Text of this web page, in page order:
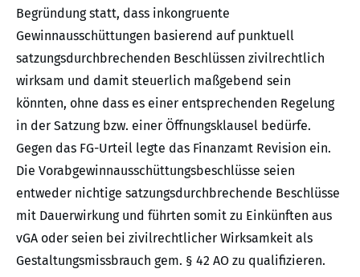
Begründung statt, dass inkongruente
Gewinnausschüttungen basierend auf punktuell
satzungsdurchbrechenden Beschlüssen zivilrechtlich
wirksam und damit steuerlich maßgebend sein
könnten, ohne dass es einer entsprechenden Regelung
in der Satzung bzw. einer Öffnungsklausel bedürfe.
Gegen das FG-Urteil legte das Finanzamt Revision ein.
Die Vorabgewinnausschüttungsbeschlüsse seien
entweder nichtige satzungsdurchbrechende Beschlüsse
mit Dauerwirkung und führten somit zu Einkünften aus
vGA oder seien bei zivilrechtlicher Wirksamkeit als
Gestaltungsmissbrauch gem. § 42 AO zu qualifizieren.